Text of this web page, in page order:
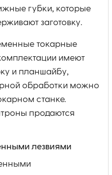
губки, которые
заготовку.
токарные
имеют
и планшайбу,
обработки можно
станке.
продаются
лезвиями